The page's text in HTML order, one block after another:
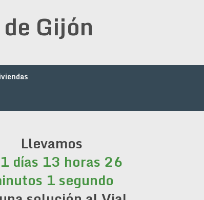
Gijón
Llevamos
días 13 horas 26
1 segundo